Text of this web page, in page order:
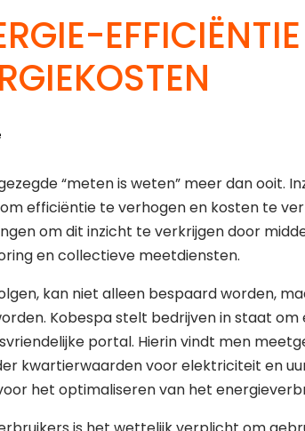
“meten is weten” meer dan ooit.
efficiëntie te verhogen en kosten te
om dit inzicht te verkrijgen door
en collectieve meetdiensten.
kan niet alleen bespaard worden,
Kobespa stelt bedrijven in staat
portal. Hierin vindt men
kwartierwaarden voor elektriciteit en
het optimaliseren van het